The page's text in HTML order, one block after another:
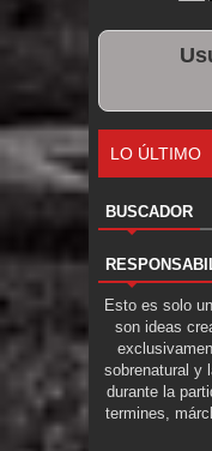
LO ÚLTIMO
BUSCADOR
Esto es solo
son ideas
sobrenatural y
durante la
termines,